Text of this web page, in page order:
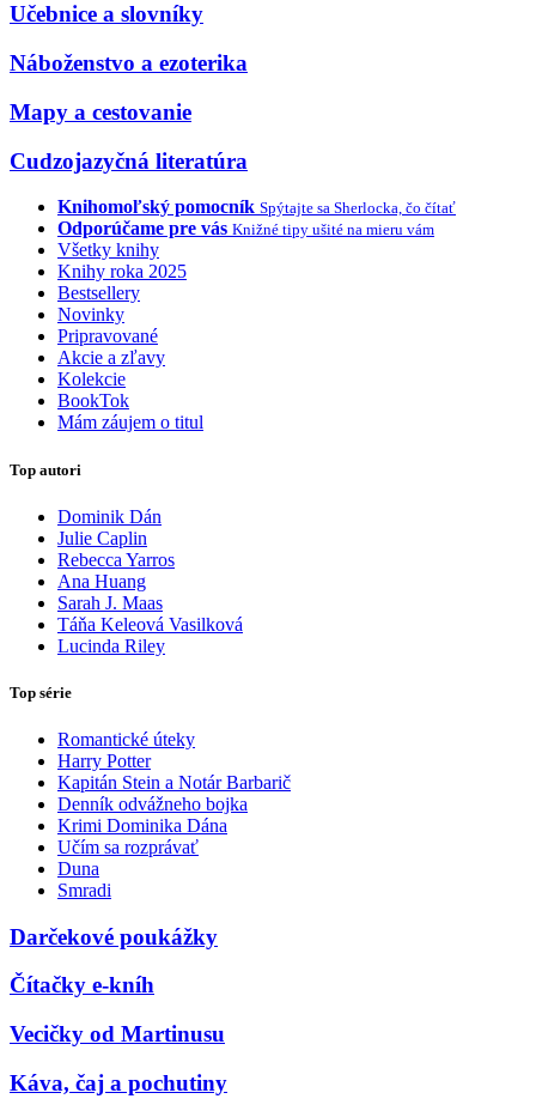
Učebnice a slovníky
Náboženstvo a ezoterika
Mapy a cestovanie
Cudzojazyčná literatúra
Knihomoľský pomocník Spýtajte sa Sherlocka, čo čítať
Odporúčame pre vás Knižné tipy ušité na mieru vám
Všetky knihy
Knihy roka 2025
Bestsellery
Novinky
Pripravované
Akcie a zľavy
Kolekcie
BookTok
Mám záujem o titul
Top autori
Dominik Dán
Julie Caplin
Rebecca Yarros
Ana Huang
Sarah J. Maas
Táňa Keleová Vasilková
Lucinda Riley
Top série
Romantické úteky
Harry Potter
Kapitán Stein a Notár Barbarič
Denník odvážneho bojka
Krimi Dominika Dána
Učím sa rozprávať
Duna
Smradi
Darčekové poukážky
Čítačky e-kníh
Vecičky od Martinusu
Káva, čaj a pochutiny